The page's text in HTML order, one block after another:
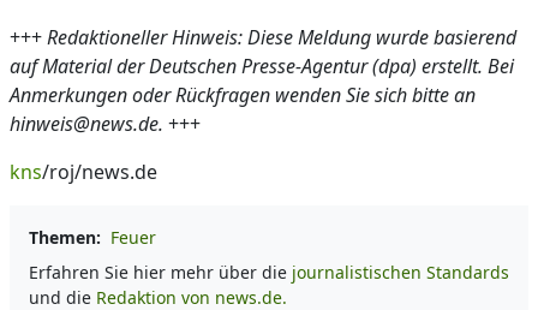
+++Redaktioneller Hinweis: Diese Meldung wurde basierend
auf Material der Deutschen Presse-Agentur (dpa) erstellt. Bei
Anmerkungen oder Rückfragen wenden Sie sich bitte an
hinweis@news.de. +++
kns/roj/news.de
Themen: Feuer
Erfahren Sie hier mehr über die journalistischen Standards
und die Redaktion von news.de.